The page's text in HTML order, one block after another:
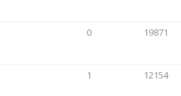
0 19871
1 12154